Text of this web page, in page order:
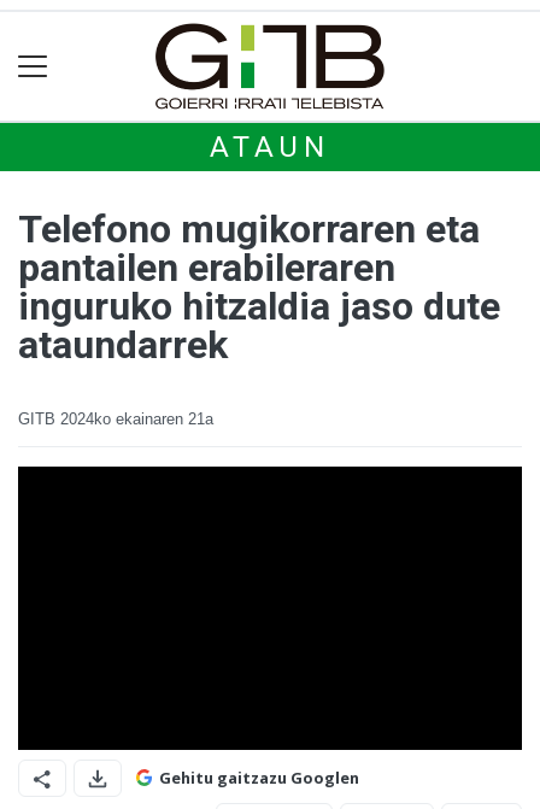
ATAUN
Telefono mugikorraren eta
pantailen erabileraren
inguruko hitzaldia jaso dute
ataundarrek
GITB 2024ko ekainaren 21a
Gehitu gaitzazu Googlen